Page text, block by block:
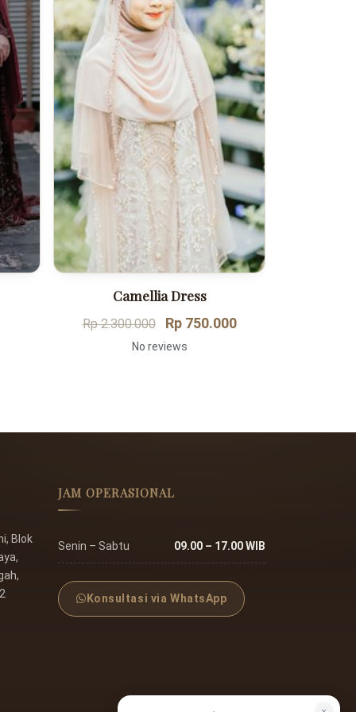
Camellia Dress
Rp 2.300.000 Rp 750.000
No reviews
Blok
JAM OPERASIONAL
Senin – Sabtu 09.00 – 17.00 WIB
Konsultasi via WhatsApp